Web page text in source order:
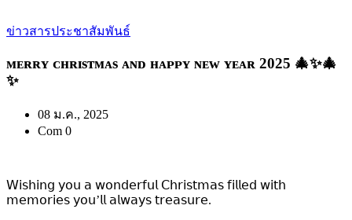
ข่าวสารประชาสัมพันธ์
ᴍᴇʀʀʏ ᴄʜʀɪsᴛᴍᴀs ᴀɴᴅ ʜᴀᴘᴘʏ ɴᴇᴡ ʏᴇᴀʀ 2025 🎄✨🎄
✨
08 ม.ค., 2025
Com 0
𝖶𝗂𝗌𝗁𝗂𝗇𝗀 𝗒𝗈𝗎 𝖺 𝗐𝗈𝗇𝖽𝖾𝗋𝖿𝗎𝗅 𝖢𝗁𝗋𝗂𝗌𝗍𝗆𝖺𝗌 𝖿𝗂𝗅𝗅𝖾𝖽 𝗐𝗂𝗍𝗁
𝗆𝖾𝗆𝗈𝗋𝗂𝖾𝗌 𝗒𝗈𝗎’𝗅𝗅 𝖺𝗅𝗐𝖺𝗒𝗌 𝗍𝗋𝖾𝖺𝗌𝗎𝗋𝖾.